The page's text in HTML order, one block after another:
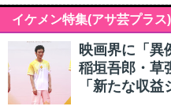
イケメン特集(アサ芸プラス)
映画界に「異
稲垣吾郎・草
「新たな収益